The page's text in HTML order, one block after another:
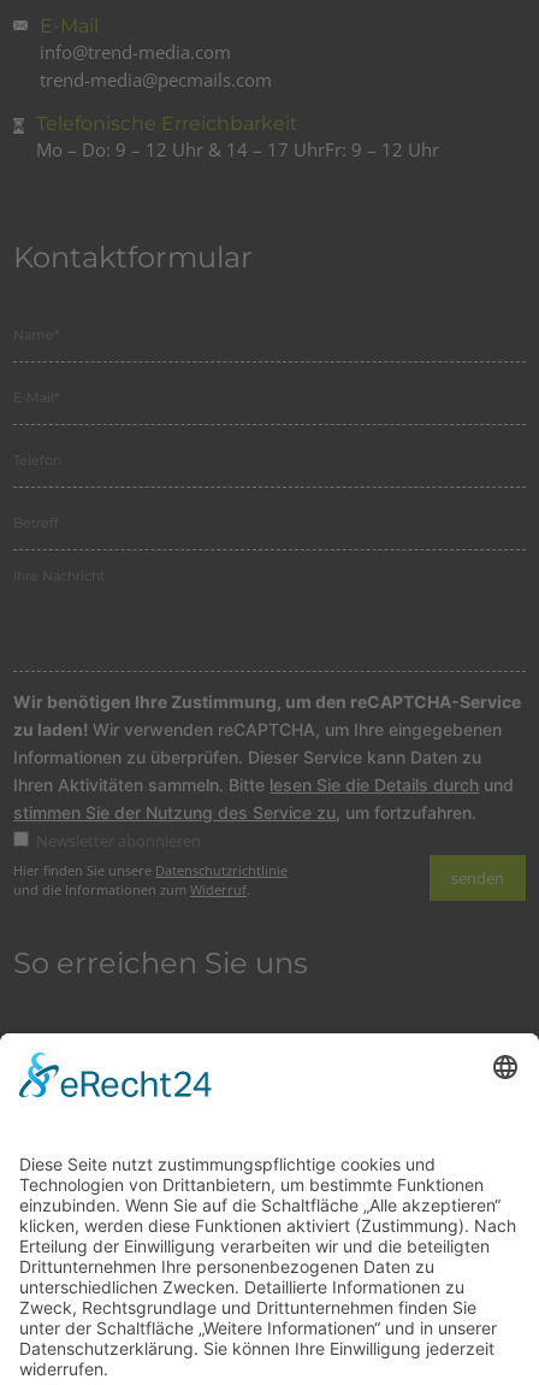
E-Mail
info@trend-media.com
trend-media@pecmails.com
Telefonische Erreichbarkeit
Mo – Do: 9 – 12 Uhr & 14 – 17 UhrFr: 9 – 12 Uhr
Kontaktformular
Wir benötigen Ihre Zustimmung, um den reCAPTCHA-Service
zu laden!Wir verwenden reCAPTCHA, um Ihre eingegebenen
Informationen zu überprüfen. Dieser Service kann Daten zu
Ihren Aktivitäten sammeln. Bitte lesen Sie die Details durch und
stimmen Sie der Nutzung des Service zu , um fortzufahren.
Newsletter abonnieren
Hier finden Sie unsere Datenschutzrichtlinie
und die Informationen zumWiderruf
So erreichen Sie uns